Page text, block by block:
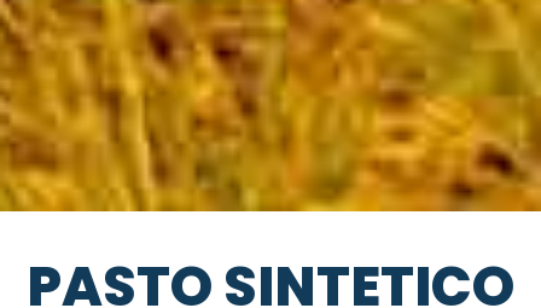
PASTO SINTETICO